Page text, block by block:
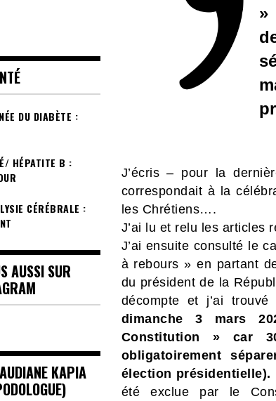
»
J’écris – pour la
correspondait à la
les Chrétiens….
J’ai lu et relu les articles
J’ai ensuite consulté le
à rebours » en partant
du président de la
décompte et j’ai
dimanche 3 mars
Constitution » car
obligatoirement
élection présidentielle).
été exclue par le
DU DIABÈTE :
HÉPATITE B :
CÉRÉBRALE :
AUSSI SUR
KAPIA